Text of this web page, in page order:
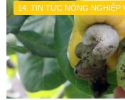
14. TIN TỨC NÔNG NGHIỆP